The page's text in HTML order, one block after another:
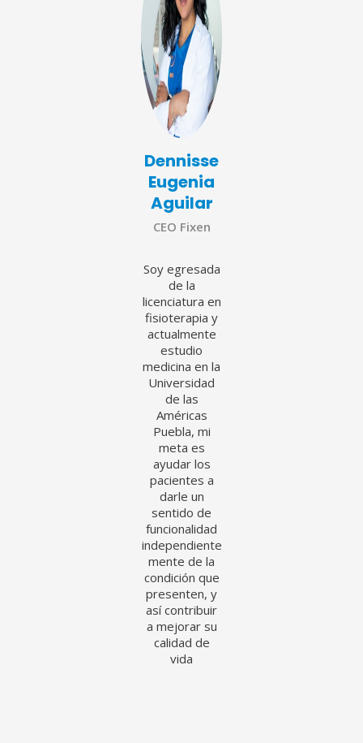
Dennisse
Eugenia
Aguilar
CEO Fixen
Soy egresada
de la
licenciatura en
fisioterapia y
actualmente
estudio
medicina en la
Universidad
de las
Américas
Puebla, mi
meta es
ayudar los
pacientes a
darle un
sentido de
funcionalidad
independiente
mente de la
condición que
presenten, y
así contribuir
a mejorar su
calidad de
vida